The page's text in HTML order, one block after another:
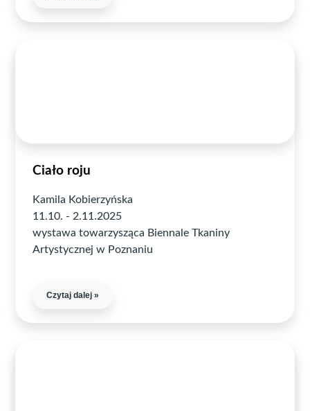
Ciało roju
Kamila Kobierzyńska
11.10. - 2.11.2025
wystawa towarzysząca Biennale Tkaniny
Artystycznej w Poznaniu
Czytaj dalej »